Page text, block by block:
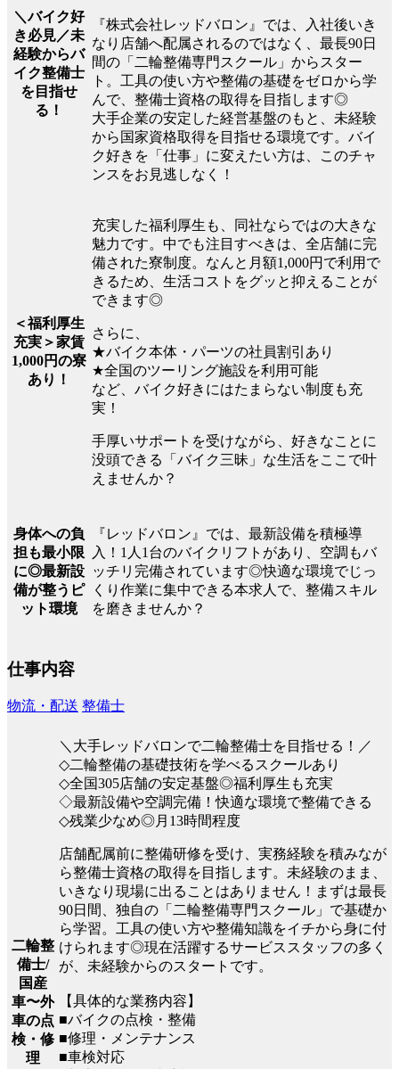
＼バイク好
き必見／未
経験からバ
イク整備士
を目指せ
る！
『株式会社レッドバロン』では、入社後いき
なり店舗へ配属されるのではなく、最長90日
間の「二輪整備専門スクール」からスター
ト。工具の使い方や整備の基礎をゼロから学
んで、整備士資格の取得を目指します◎
大手企業の安定した経営基盤のもと、未経験
から国家資格取得を目指せる環境です。バイ
ク好きを「仕事」に変えたい方は、このチャ
ンスをお見逃しなく！
＜福利厚生
充実＞家賃
1,000円の寮
あり！
充実した福利厚生も、同社ならではの大きな
魅力です。中でも注目すべきは、全店舗に完
備された寮制度。なんと月額1,000円で利用で
きるため、生活コストをグッと抑えることが
できます◎
さらに、
★バイク本体・パーツの社員割引あり
★全国のツーリング施設を利用可能
など、バイク好きにはたまらない制度も充
実！
手厚いサポートを受けながら、好きなことに
没頭できる「バイク三昧」な生活をここで叶
えませんか？
身体への負
担も最小限
に◎最新設
備が整うピ
ット環境
『レッドバロン』では、最新設備を積極導
入！1人1台のバイクリフトがあり、空調もバ
ッチリ完備されています◎快適な環境でじっ
くり作業に集中できる本求人で、整備スキル
を磨きませんか？
仕事内容
物流・配送 整備士
二輪整
備士/
国産
車〜外
車の点
検・修
理
＼大手レッドバロンで二輪整備士を目指せる！／
◇二輪整備の基礎技術を学べるスクールあり
◇全国305店舗の安定基盤◎福利厚生も充実
◇最新設備や空調完備！快適な環境で整備できる
◇残業少なめ◎月13時間程度
店舗配属前に整備研修を受け、実務経験を積みなが
ら整備士資格の取得を目指します。未経験のまま、
いきなり現場に出ることはありません！まずは最長
90日間、独自の「二輪整備専門スクール」で基礎か
ら学習。工具の使い方や整備知識をイチから身に付
けられます◎現在活躍するサービススタッフの多く
が、未経験からのスタートです。
【具体的な業務内容】
■バイクの点検・整備
■修理・メンテナンス
■車検対応